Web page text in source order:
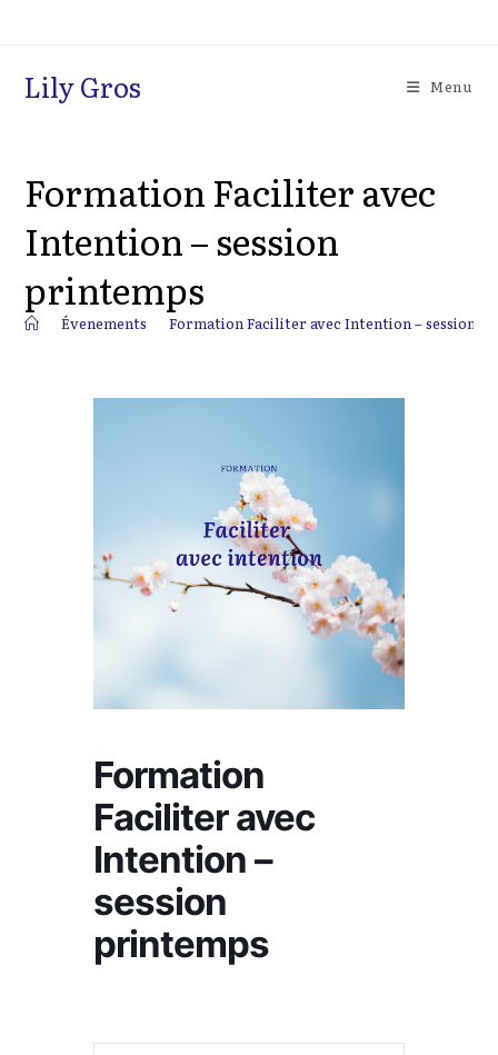
Lily Gros Menu
Formation Faciliter avec
Intention – session
printemps
Évenements Formation Faciliter avec Intention – session
Formation
Faciliter avec
Intention –
session
printemps